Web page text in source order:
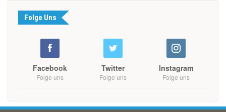
Folge Uns
Facebook
Folge uns
Twitter
Folge uns
Instagram
Folge uns